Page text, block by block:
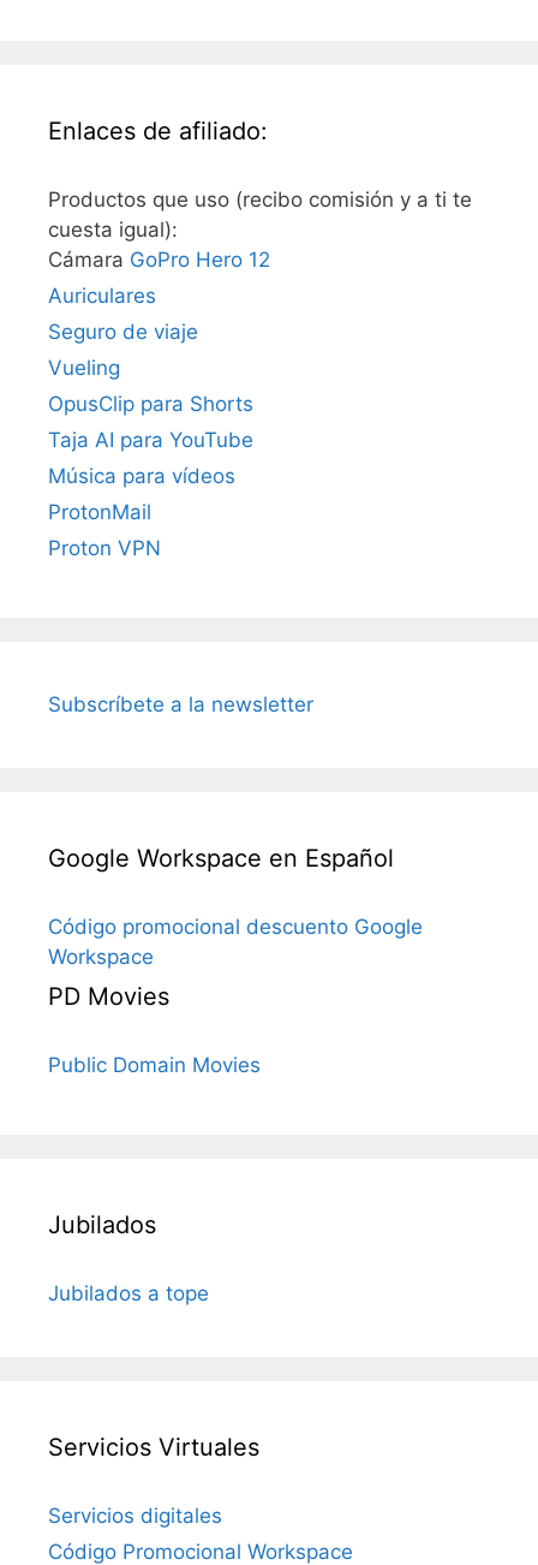
Enlaces de afiliado:
Productos que uso (recibo comisión y a ti te
cuesta igual):
Cámara GoPro Hero 12
Auriculares
Seguro de viaje
Vueling
OpusClip para Shorts
Taja AI para YouTube
Música para vídeos
ProtonMail
Proton VPN
Subscríbete a la newsletter
Google Workspace en Español
Código promocional descuento Google
Workspace
PD Movies
Public Domain Movies
Jubilados
Jubilados a tope
Servicios Virtuales
Servicios digitales
Código Promocional Workspace